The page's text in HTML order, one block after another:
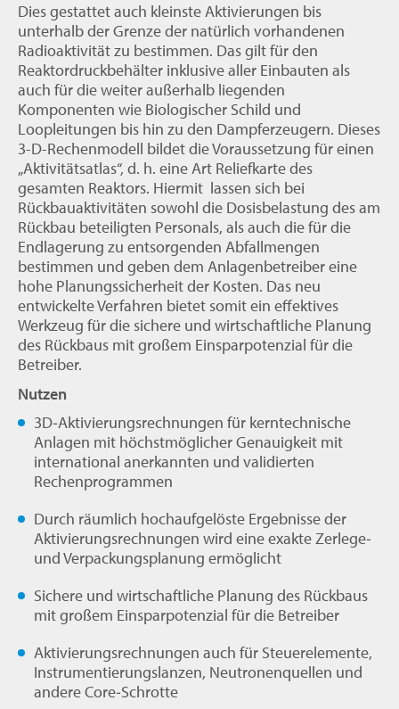
Dies gestattet auch kleinste Aktivierungen bis
unterhalb der Grenze der natürlich vorhandenen
Radioaktivität zu bestimmen. Das gilt für den
Reaktordruckbehälter inklusive aller Einbauten als
auch für die weiter außerhalb liegenden
Komponenten wie Biologischer Schild und
Loopleitungen bis hin zu den Dampferzeugern. Dieses
3-D-Rechenmodell bildet die Voraussetzung für einen
„Aktivitätsatlas“, d. h. eine Art Reliefkarte des
gesamten Reaktors. Hiermit lassen sich bei
Rückbauaktivitäten sowohl die Dosisbelastung des am
Rückbau beteiligten Personals, als auch die für die
Endlagerung zu entsorgenden Abfallmengen
bestimmen und geben dem Anlagenbetreiber eine
hohe Planungssicherheit der Kosten. Das neu
entwickelte Verfahren bietet somit ein effektives
Werkzeug für die sichere und wirtschaftliche Planung
des Rückbaus mit großem Einsparpotenzial für die
Betreiber.
Nutzen
3D‐Aktivierungsrechnungen für kerntechnische
Anlagen mit höchstmöglicher Genauigkeit mit
international anerkannten und validierten
Rechenprogrammen
Durch räumlich hochaufgelöste Ergebnisse der
Aktivierungsrechnungen wird eine exakte Zerlege‐
und Verpackungsplanung ermöglicht
Sichere und wirtschaftliche Planung des Rückbaus
mit großem Einsparpotenzial für die Betreiber
Aktivierungsrechnungen auch für Steuerelemente,
Instrumentierungslanzen, Neutronenquellen und
andere Core‐Schrotte